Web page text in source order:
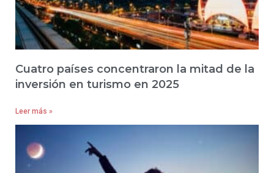
Cuatro países concentraron la mitad de la
inversión en turismo en 2025
Leer más »